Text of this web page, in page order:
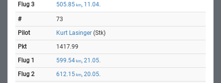
505.85 km, 11.04.
73
Kurt Lasinger (Stk)
1417.99
599.54 km, 21.05.
612.15 km, 20.05.